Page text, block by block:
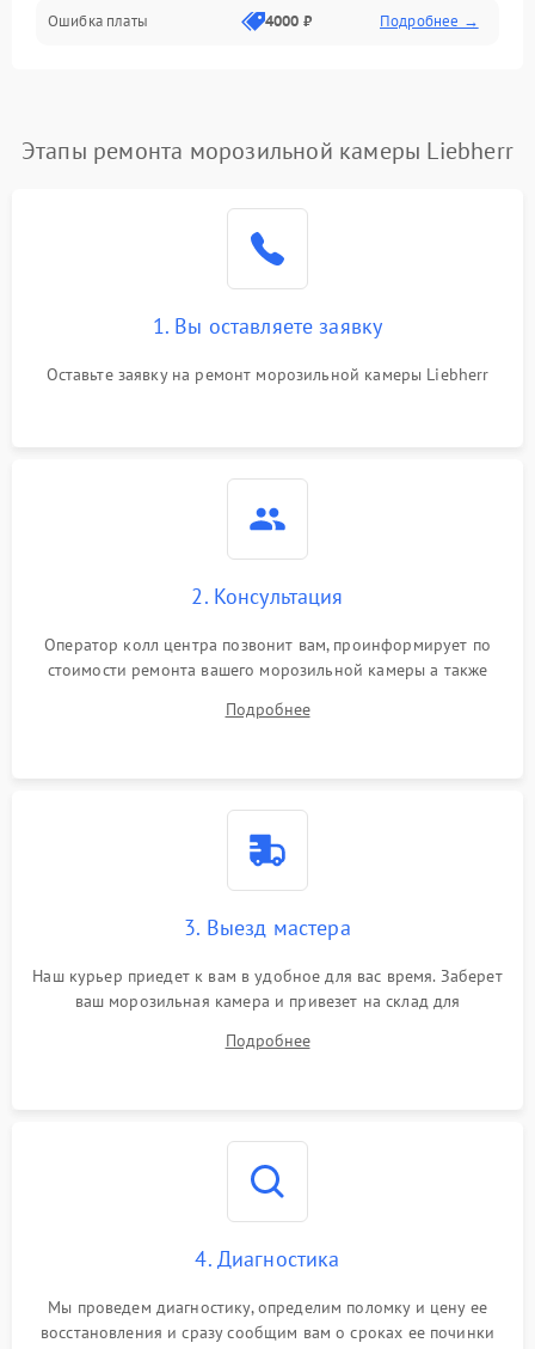
Ошибка платы 4000 ₽ Подробнее →
Этапы ремонта морозильной камеры Liebherr
1. Вы оставляете заявку
Оставьте заявку на ремонт морозильной камеры Liebherr
2. Консультация
Оператор колл центра позвонит вам, проинформирует по
стоимости ремонта вашего морозильной камеры а также
Подробнее
3. Выезд мастера
Наш курьер приедет к вам в удобное для вас время. Заберет
ваш морозильная камера и привезет на склад для
Подробнее
4. Диагностика
Мы проведем диагностику, определим поломку и цену ее
восстановления и сразу сообщим вам о сроках ее починки